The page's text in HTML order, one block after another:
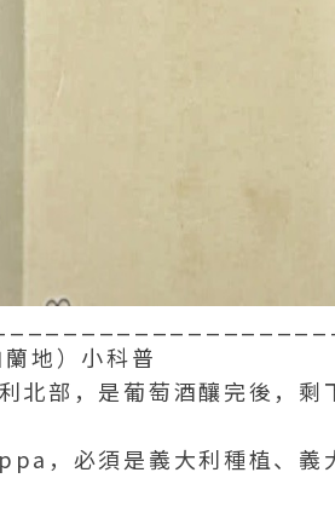
地）小科普
北部，是葡萄酒釀完後，剩
，必須是義大利種植、義